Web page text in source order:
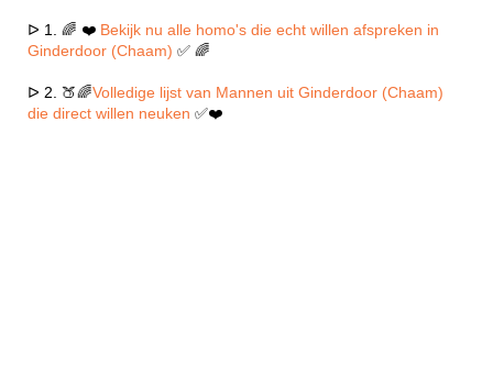
ᐅ 1. 🌈 ❤️ Bekijk nu alle homo's die echt willen afspreken in
Ginderdoor (Chaam) ✅ 🌈
ᐅ 2. 🍑🌈Volledige lijst van Mannen uit Ginderdoor (Chaam)
die direct willen neuken ✅❤️